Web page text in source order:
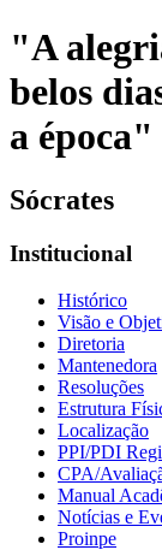
"A
belos
a época"
Sócrates
Institucional
Histórico
Visão e
Diretoria
Mantenedora
Resoluções
Estrutura
Localização
PPI/PDI
CPA/
Manual
Notícias e
Proinpe